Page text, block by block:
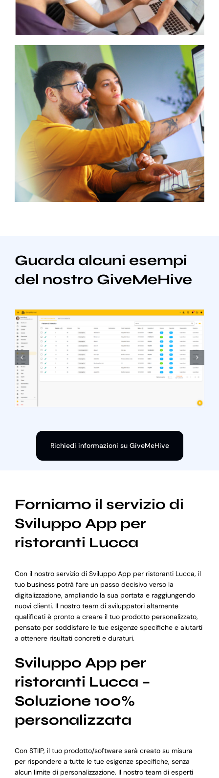
Guarda alcuni esempi
del nostro GiveMeHive
Richiedi informazioni su GiveMeHive
Forniamo il servizio di
Sviluppo App per
ristoranti Lucca
Con il nostro servizio di Sviluppo App per ristoranti Lucca, il
tuo business potrà fare un passo decisivo verso la
digitalizzazione, ampliando la sua portata e raggiungendo
nuovi clienti. Il nostro team di sviluppatori altamente
qualificati è pronto a creare il tuo prodotto personalizzato,
pensato per soddisfare le tue esigenze specifiche e aiutarti
a ottenere risultati concreti e duraturi.
Sviluppo App per
ristoranti Lucca –
Soluzione 100%
personalizzata
Con STIIP, il tuo prodotto/software sarà creato su misura
per rispondere a tutte le tue esigenze specifiche, senza
alcun limite di personalizzazione. Il nostro team di esperti